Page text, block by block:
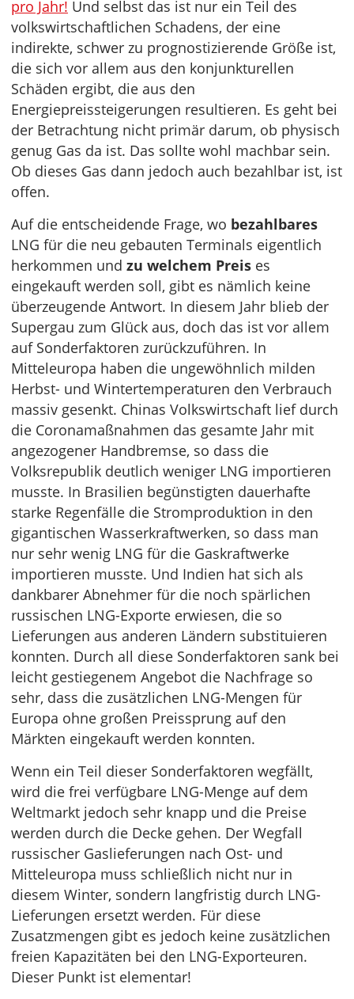
pro Jahr! Und selbst das ist nur ein Teil des
volkswirtschaftlichen Schadens, der eine
indirekte, schwer zu prognostizierende Größe ist,
die sich vor allem aus den konjunkturellen
Schäden ergibt, die aus den
Energiepreissteigerungen resultieren. Es geht bei
der Betrachtung nicht primär darum, ob physisch
genug Gas da ist. Das sollte wohl machbar sein.
Ob dieses Gas dann jedoch auch bezahlbar ist, ist
offen.
Auf die entscheidende Frage, wo bezahlbares
LNG für die neu gebauten Terminals eigentlich
herkommen und zu welchem Preis es
eingekauft werden soll, gibt es nämlich keine
überzeugende Antwort. In diesem Jahr blieb der
Supergau zum Glück aus, doch das ist vor allem
auf Sonderfaktoren zurückzuführen. In
Mitteleuropa haben die ungewöhnlich milden
Herbst- und Wintertemperaturen den Verbrauch
massiv gesenkt. Chinas Volkswirtschaft lief durch
die Coronamaßnahmen das gesamte Jahr mit
angezogener Handbremse, so dass die
Volksrepublik deutlich weniger LNG importieren
musste. In Brasilien begünstigten dauerhafte
starke Regenfälle die Stromproduktion in den
gigantischen Wasserkraftwerken, so dass man
nur sehr wenig LNG für die Gaskraftwerke
importieren musste. Und Indien hat sich als
dankbarer Abnehmer für die noch spärlichen
russischen LNG-Exporte erwiesen, die so
Lieferungen aus anderen Ländern substituieren
konnten. Durch all diese Sonderfaktoren sank bei
leicht gestiegenem Angebot die Nachfrage so
sehr, dass die zusätzlichen LNG-Mengen für
Europa ohne großen Preissprung auf den
Märkten eingekauft werden konnten.
Wenn ein Teil dieser Sonderfaktoren wegfällt,
wird die frei verfügbare LNG-Menge auf dem
Weltmarkt jedoch sehr knapp und die Preise
werden durch die Decke gehen. Der Wegfall
russischer Gaslieferungen nach Ost- und
Mitteleuropa muss schließlich nicht nur in
diesem Winter, sondern langfristig durch LNG-
Lieferungen ersetzt werden. Für diese
Zusatzmengen gibt es jedoch keine zusätzlichen
freien Kapazitäten bei den LNG-Exporteuren.
Dieser Punkt ist elementar!